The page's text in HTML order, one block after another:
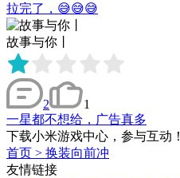
拉完了，😅😅😅
故事与你丨
2
1
一星都不想给，广告真多
下载小米游戏中心，参与互动！
首页 > 换装向前冲
友情链接